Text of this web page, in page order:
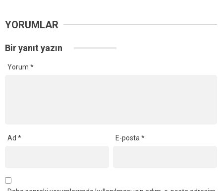
YORUMLAR
Bir yanıt yazın
Yorum *
Ad * E-posta*